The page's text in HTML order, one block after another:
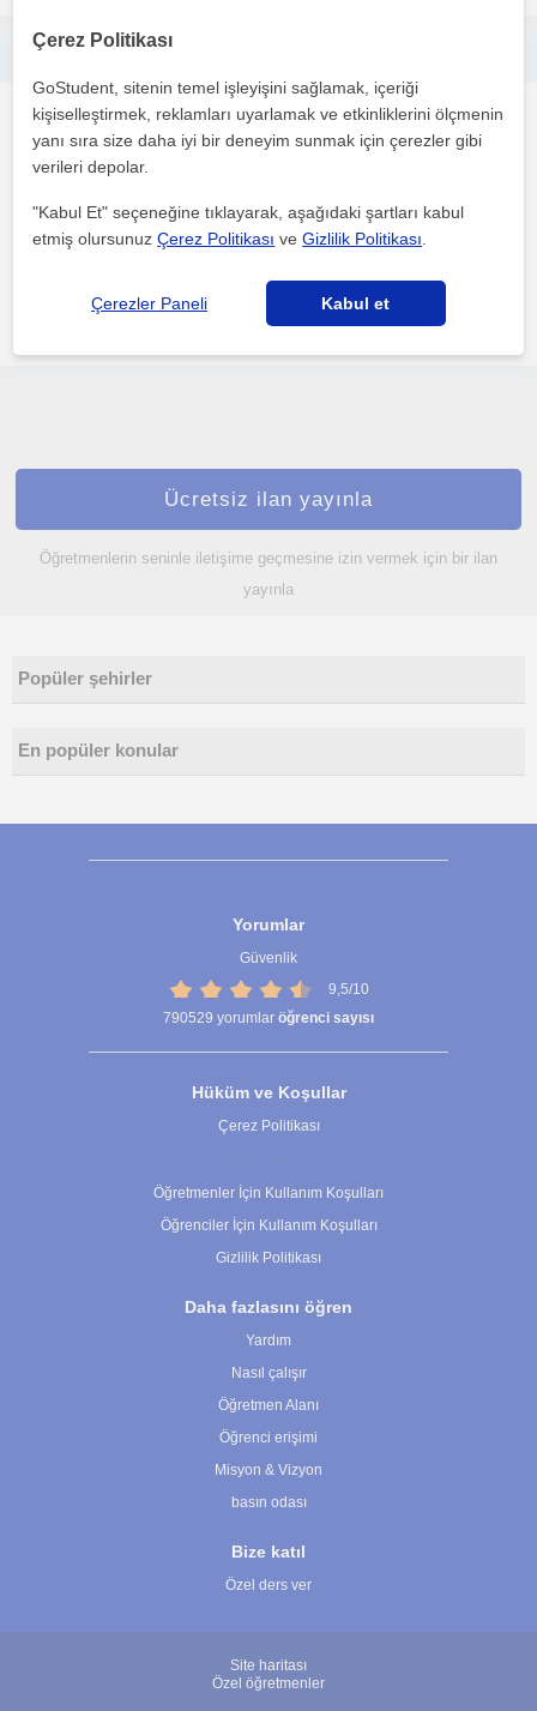
Egitim
Antalya Sehri, Muratpasa...
Kişi öğrenme yöntemi tesbiti yapıldıktan sonra, herkese olduğu ya
da paylaşıldığı gibi değil, kişiye özel yöntem ve...
daha fazlasını gör Ücretsiz iletişime geç
Ücretsiz ilan yayınla
Öğretmenlerin seninle iletişime geçmesine izin vermek için bir ilan
yayınla
Popüler şehirler
En popüler konular
Yorumlar
Güvenlik
9,5/10
790529 yorumlar öğrenci sayısı
Hüküm ve Koşullar
Çerez Politikası
Öğretmenler İçin Kullanım Koşulları
Öğrenciler İçin Kullanım Koşulları
Gizlilik Politikası
Daha fazlasını öğren
Yardım
Nasıl çalışır
Öğretmen Alanı
Öğrenci erişimi
Misyon & Vizyon
basın odası
Bize katıl
Özel ders ver
Site haritası
Özel öğretmenler
Çerez Politikası
GoStudent, sitenin temel işleyişini sağlamak, içeriği
kişiselleştirmek, reklamları uyarlamak ve etkinliklerini ölçmenin
yanı sıra size daha iyi bir deneyim sunmak için çerezler gibi
verileri depolar.
"Kabul Et" seçeneğine tıklayarak, aşağıdaki şartları kabul
etmiş olursunuzÇerez Politikası veGizlilik Politikası
Çerezler Paneli Kabul et